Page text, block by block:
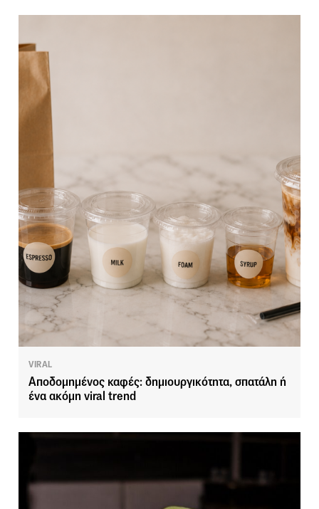
VIRAL
Αποδομημένος καφές: δημιουργικότητα, σπατάλη ή
ένα ακόμη viral trend